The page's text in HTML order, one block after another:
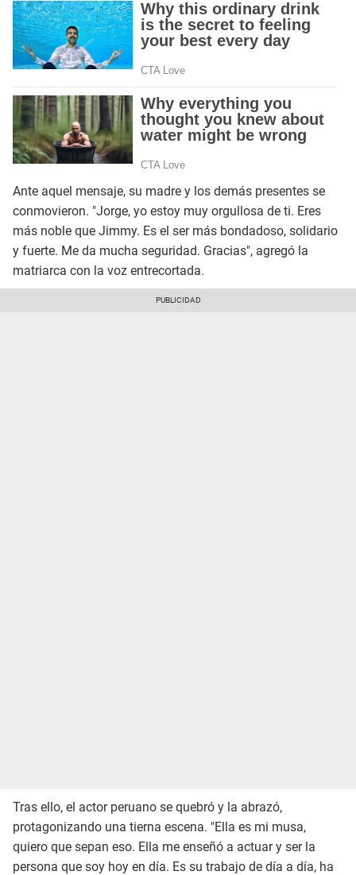
Ante aquel mensaje, su madre y los demás presentes se
conmovieron. "Jorge, yo estoy muy orgullosa de ti. Eres
más noble que Jimmy. Es el ser más bondadoso, solidario
y fuerte. Me da mucha seguridad. Gracias", agregó la
matriarca con la voz entrecortada.
Tras ello, el actor peruano se quebró y la abrazó,
protagonizando una tierna escena. "Ella es mi musa,
quiero que sepan eso. Ella me enseñó a actuar y ser la
persona que soy hoy en día. Es su trabajo de día a día, ha